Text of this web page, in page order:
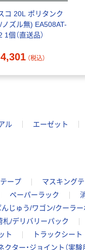
コ 20L ポリタンク
ノズル無) EA508AT-
1個（直送品）
（税込）
ル エーゼット
ープ マスキング
ペーパーラック
んじゅう/ワゴン/クーラー
札/デリバリーパック
ト トラックシート
クター・ジョイント（実験
積水化学工業 ク
ラフト荷札テー
プ 幅50mm×長
￥528~